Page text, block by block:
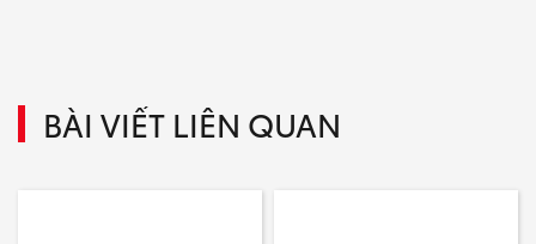
BÀI VIẾT LIÊN QUAN